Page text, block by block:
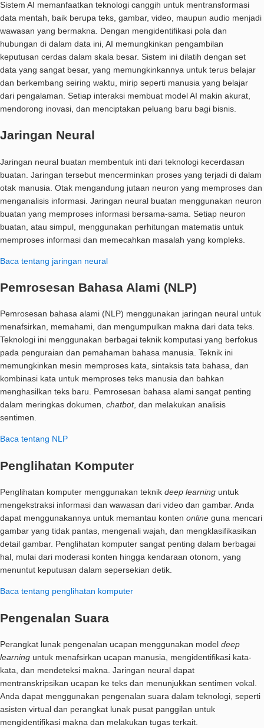
Sistem AI memanfaatkan teknologi canggih untuk mentransformasi
data mentah, baik berupa teks, gambar, video, maupun audio menjadi
wawasan yang bermakna. Dengan mengidentifikasi pola dan
hubungan di dalam data ini, AI memungkinkan pengambilan
keputusan cerdas dalam skala besar. Sistem ini dilatih dengan set
data yang sangat besar, yang memungkinkannya untuk terus belajar
dan berkembang seiring waktu, mirip seperti manusia yang belajar
dari pengalaman. Setiap interaksi membuat model AI makin akurat,
mendorong inovasi, dan menciptakan peluang baru bagi bisnis.
Jaringan Neural
Jaringan neural buatan membentuk inti dari teknologi kecerdasan
buatan. Jaringan tersebut mencerminkan proses yang terjadi di dalam
otak manusia. Otak mengandung jutaan neuron yang memproses dan
menganalisis informasi. Jaringan neural buatan menggunakan neuron
buatan yang memproses informasi bersama-sama. Setiap neuron
buatan, atau simpul, menggunakan perhitungan matematis untuk
memproses informasi dan memecahkan masalah yang kompleks.
Baca tentang jaringan neural
Pemrosesan Bahasa Alami (NLP)
Pemrosesan bahasa alami (NLP) menggunakan jaringan neural untuk
menafsirkan, memahami, dan mengumpulkan makna dari data teks.
Teknologi ini menggunakan berbagai teknik komputasi yang berfokus
pada penguraian dan pemahaman bahasa manusia. Teknik ini
memungkinkan mesin memproses kata, sintaksis tata bahasa, dan
kombinasi kata untuk memproses teks manusia dan bahkan
menghasilkan teks baru. Pemrosesan bahasa alami sangat penting
dalam meringkas dokumen, chatbot, dan melakukan analisis
sentimen.
Baca tentang NLP
Penglihatan Komputer
Penglihatan komputer menggunakan teknik deep learning untuk
mengekstraksi informasi dan wawasan dari video dan gambar. Anda
dapat menggunakannya untuk memantau konten online guna mencari
gambar yang tidak pantas, mengenali wajah, dan mengklasifikasikan
detail gambar. Penglihatan komputer sangat penting dalam berbagai
hal, mulai dari moderasi konten hingga kendaraan otonom, yang
menuntut keputusan dalam sepersekian detik.
Baca tentang penglihatan komputer
Pengenalan Suara
Perangkat lunak pengenalan ucapan menggunakan model deep
learning untuk menafsirkan ucapan manusia, mengidentifikasi kata-
kata, dan mendeteksi makna. Jaringan neural dapat
mentranskripsikan ucapan ke teks dan menunjukkan sentimen vokal.
Anda dapat menggunakan pengenalan suara dalam teknologi, seperti
asisten virtual dan perangkat lunak pusat panggilan untuk
mengidentifikasi makna dan melakukan tugas terkait.